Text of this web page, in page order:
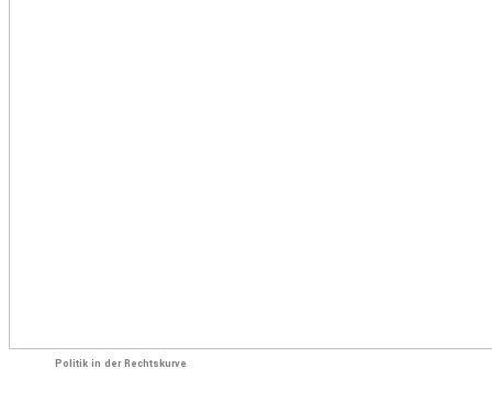
Politik in der Rechtskurve